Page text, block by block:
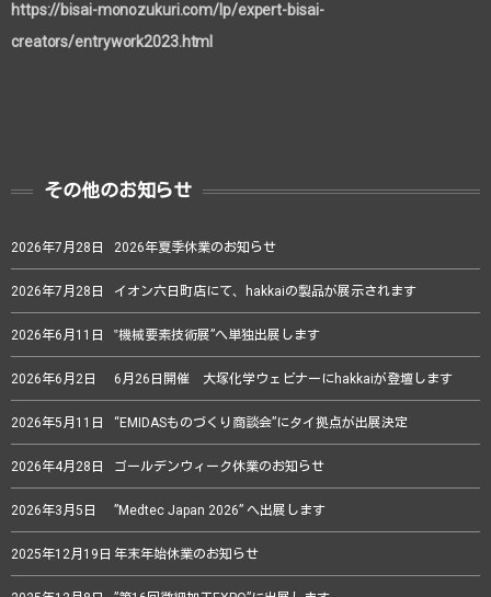
https://bisai-monozukuri.com/lp/expert-bisai-
creators/entrywork2023.html
その他のお知らせ
2026年7月28日 2026年夏季休業のお知らせ
2026年7月28日 イオン六日町店にて、hakkaiの製品が展示されます
2026年6月11日 ‟機械要素技術展”へ単独出展します
2026年6月2日 6月26日開催 大塚化学ウェビナーにhakkaiが登壇します
2026年5月11日 “EMIDASものづくり商談会”にタイ拠点が出展決定
2026年4月28日 ゴールデンウィーク休業のお知らせ
2026年3月5日 ”Medtec Japan 2026” へ出展します
2025年12月19日 年末年始休業のお知らせ